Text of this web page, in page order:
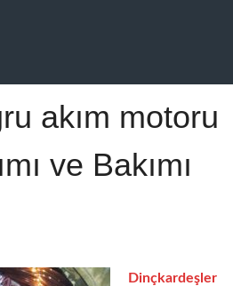
akım motoru
ve Bakımı
Dinçkardeşler